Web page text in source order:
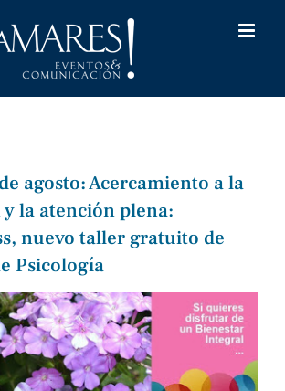
agosto: Acercamiento a la
la atención plena:
nuevo taller gratuito de
Psicología